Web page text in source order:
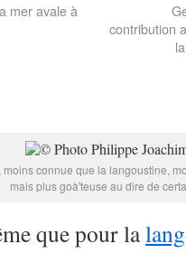
mer avale à
contribution
moins connue que la langoustine,
mais plus goà'teuse au dire de
que pour la